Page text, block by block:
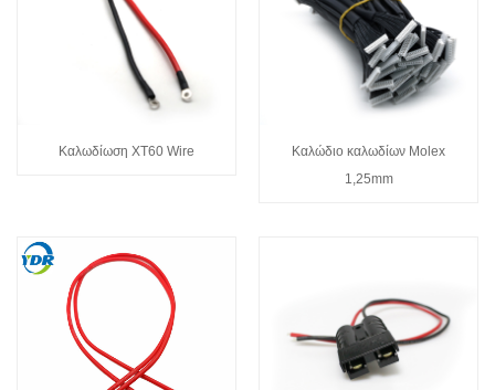
Καλωδίωση XT60 Wire
Καλώδιο καλωδίων Molex
1,25mm